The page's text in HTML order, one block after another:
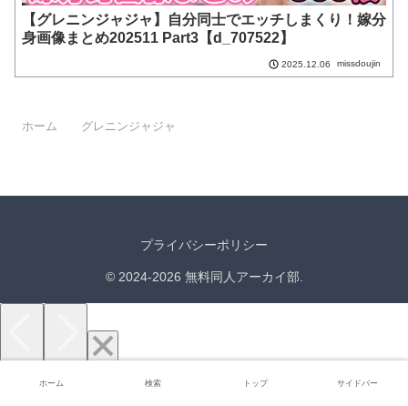
【グレニンジャジャ】自分同士でエッチしまくり！嫁分
身画像まとめ202511 Part3【d_707522】
2025.12.06 missdoujin
ホーム グレニンジャジャ
プライバシーポリシー
© 2024-2026 無料同人アーカイ部.
ホーム 検索 トップ サイドバー